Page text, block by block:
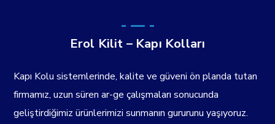
Erol Kilit – Kapı Kolları
Kapı Kolu sistemlerinde, kalite ve güveni ön planda tutan
firmamız, uzun süren ar-ge çalışmaları sonucunda
geliştirdiğimiz ürünlerimizi sunmanın gururunu yaşıyoruz.